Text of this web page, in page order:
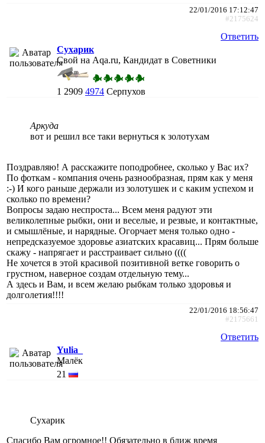
22/01/2016 17:12:47
#2175624
Ответить
Сухарик
Свой на Aqa.ru, Кандидат в Советники
1 2909 4974 Серпухов
Аркуда
вот и решил все таки вернуться к золотухам
Поздравляю! А расскажите поподробнее, сколько у Вас их?
По фоткам - компания очень разнообразная, прям как у меня
:-) И кого раньше держали из золотушек и с каким успехом и
сколько по времени?
Вопросы задаю неспроста... Всем меня радуют эти
великолепные рыбки, они и веселые, и резвые, и контактные,
и смышлёные, и нарядные. Огорчает меня только одно -
непредсказуемое здоровье азиатских красавиц... Прям больше
скажу - напрягает и расстраивает сильно ((((
Не хочется в этой красивой позитивной ветке говорить о
грустном, наверное создам отдельную тему...
А здесь и Вам, и всем желаю рыбкам только здоровья и
долголетия!!!!
22/01/2016 18:56:47
#2175661
Ответить
Yulia_
Малёк
21
Сухарик
Спасибо Вам огромное!! Обязательно в ближ время